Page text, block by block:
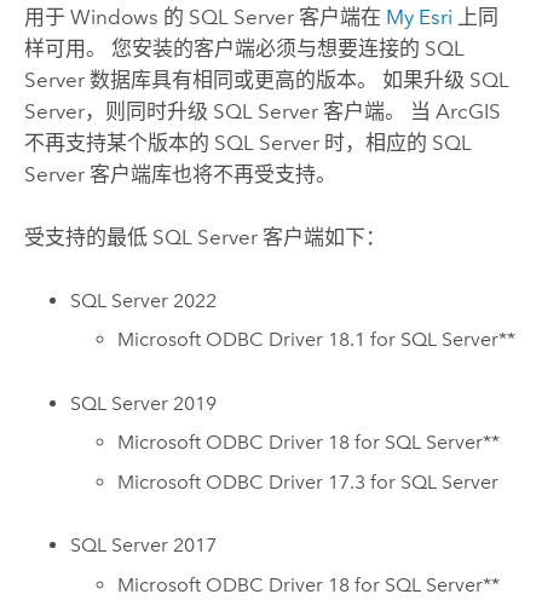
用于 Windows 的 SQL Server客户端在 My Esri 上同
样可用。 您安装的客户端必须与想要连接的 SQL
Server数据库具有相同或更高的版本。 如果升级 SQL
Server，则同时升级 SQL Server客户端。 当 ArcGIS
不再支持某个版本的 SQL Server时，相应的 SQL
Server客户端库也将不再受支持。
受支持的最低 SQL Server客户端如下：
SQL Server 2022
Microsoft ODBC Driver 18.1 for SQL Server**
SQL Server 2019
Microsoft ODBC Driver 18 for SQL Server**
Microsoft ODBC Driver 17.3 for SQL Server
SQL Server 2017
Microsoft ODBC Driver 18 for SQL Server**